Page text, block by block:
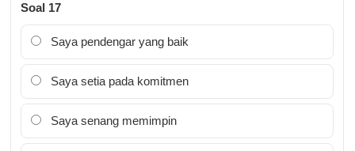
Soal 17
Saya pendengar yang baik
Saya setia pada komitmen
Saya senang memimpin